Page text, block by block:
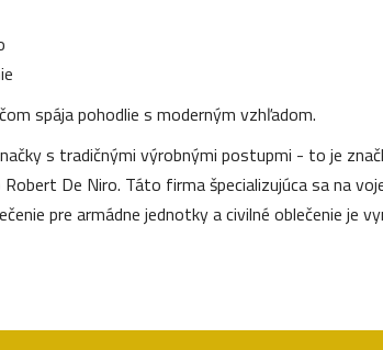
spája pohodlie s moderným vzhľadom.
s tradičnými výrobnými postupmi - to je
De Niro. Táto firma špecializujúca sa na
pre armádne jednotky a civilné oblečenie je